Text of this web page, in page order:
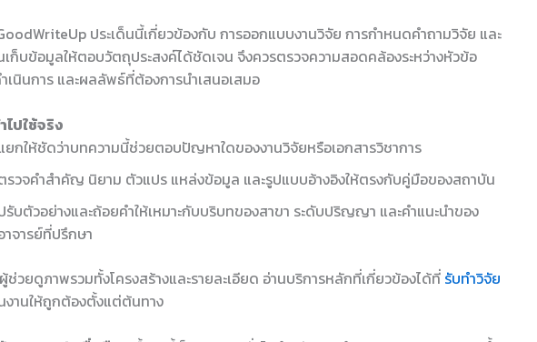
ประเด็นนี้เกี่ยวข้องกับ การออกแบบงานวิจัย การกำหนดคำถามวิจัย และ
เก็บข้อมูลให้ตอบวัตถุประสงค์ได้ชัดเจน จึงควรตรวจความสอดคล้องระหว่างหัวข้อ
เนินการ และผลลัพธ์ที่ต้องการนำเสนอเสมอ
ปใช้จริง
ยกให้ชัดว่าบทความนี้ช่วยตอบปัญหาใดของงานวิจัยหรือเอกสารวิชาการ
รวจคำสำคัญ นิยาม ตัวแปร แหล่งข้อมูล และรูปแบบอ้างอิงให้ตรงกับคู่มือของสถาบัน
รับตัวอย่างและถ้อยคำให้เหมาะกับบริบทของสาขา ระดับปริญญา และคำแนะนำของ
าจารย์ที่ปรึกษา
ช่วยดูภาพรวมทั้งโครงสร้างและรายละเอียด อ่านบริการหลักที่เกี่ยวข้องได้ที่ รับทำวิจัย
งานให้ถูกต้องตั้งแต่ต้นทาง